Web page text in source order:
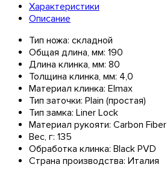
Характеристики
Описание
Тип ножа: складной
Общая длина, мм: 190
Длина клинка, мм: 80
Толщина клинка, мм: 4,0
Материал клинка: Elmax
Тип заточки: Plain (простая)
Тип замка: Liner Lock
Материал рукояти: Carbon Fiber
Вес, г: 135
Обработка клинка: Black PVD
Страна производства: Италия